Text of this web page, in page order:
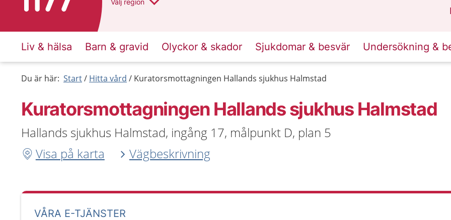
Liv & hälsa Barn & gravid Olyckor & skador Sjukdomar & besvär Undersökning &
Du är här: Start Hitta vård Kuratorsmottagningen Hallands sjukhus Halmstad
Kuratorsmottagningen Hallands sjukhus Halmstad
Hallands sjukhus Halmstad, ingång 17, målpunkt D, plan 5
Visa på karta
Vägbeskrivning
VÅRA E-TJÄNSTER